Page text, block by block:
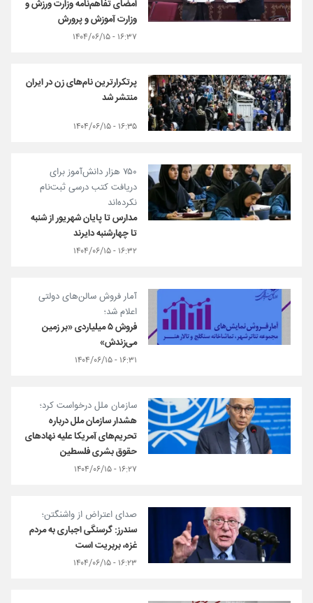
امضای تفاهم‌نامه وزارت ورزش و
وزارت آموزش و پرورش
۱۶:۳۷ - ۱۴۰۴/۰۶/۱۵
پرتکرارترین نام‌های زن در ایران
منتشر شد
۱۶:۳۵ - ۱۴۰۴/۰۶/۱۵
۷۵۰ هزار دانش‌آموز برای
دریافت کتب درسی ثبت‌نام
نکرده‌اند
مدارس تا پایان شهریور از شنبه
تا چهارشنبه دایرند
۱۶:۳۲ - ۱۴۰۴/۰۶/۱۵
آمار فروش سالن‌های دولتی
اعلام شد؛
فروش ۵ میلیاردی «بر زمین
می‌زندش»
۱۶:۳۱ - ۱۴۰۴/۰۶/۱۵
سازمان ملل درخواست کرد؛
هشدار سازمان ملل درباره
تحریم‌های آمریکا علیه نهادهای
حقوق بشری فلسطین
۱۶:۲۷ - ۱۴۰۴/۰۶/۱۵
صدای اعتراض از واشنگتن؛
سندرز: گرسنگی اجباری به مردم
غزه، بربریت است
۱۶:۲۳ - ۱۴۰۴/۰۶/۱۵